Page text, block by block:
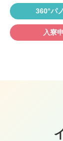
360°パ
入寮